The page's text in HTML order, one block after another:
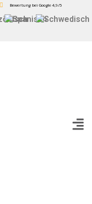
Bewertung bei Google 4,9/5